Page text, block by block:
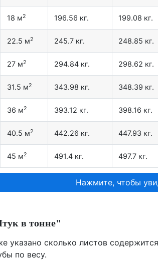
18 м2 196.56 кг. 199.08 кг.
22.5 м2 245.7 кг. 248.85 кг.
27 м2 294.84 кг. 298.62 кг.
31.5 м2 343.98 кг. 348.39 кг.
36 м2 393.12 кг. 398.16 кг.
40.5 м2 442.26 кг. 447.93 кг.
45 м2 491.4 кг. 497.7 кг.
Нажмите, чтобы
в тонне"
указано сколько листов
по весу.